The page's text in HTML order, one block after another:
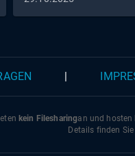
kein Filesharingan und hosten
Details finden